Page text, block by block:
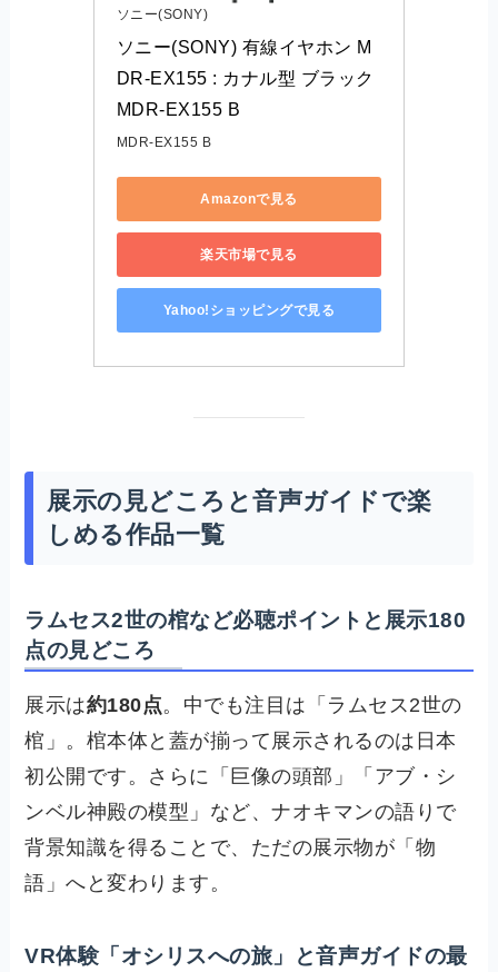
ソニー(SONY)
ソニー(SONY) 有線イヤホン M
DR-EX155 : カナル型 ブラック
MDR-EX155 B
MDR-EX155 B
Amazonで見る
楽天市場で見る
Yahoo!ショッピングで見る
展示の見どころと音声ガイドで楽
しめる作品一覧
ラムセス2世の棺など必聴ポイントと展示180
点の見どころ
展示は約180点。中でも注目は「ラムセス2世の
棺」。棺本体と蓋が揃って展示されるのは日本
初公開です。さらに「巨像の頭部」「アブ・シ
ンベル神殿の模型」など、ナオキマンの語りで
背景知識を得ることで、ただの展示物が「物
語」へと変わります。
VR体験「オシリスへの旅」と音声ガイドの最